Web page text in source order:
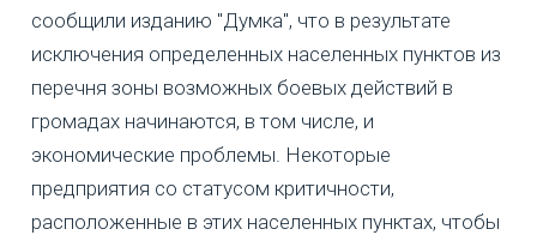
сообщили изданию "Думка", что в результате
исключения определенных населенных пунктов из
перечня зоны возможных боевых действий в
громадах начинаются, в том числе, и
экономические проблемы. Некоторые
предприятия со статусом критичности,
расположенные в этих населенных пунктах, чтобы